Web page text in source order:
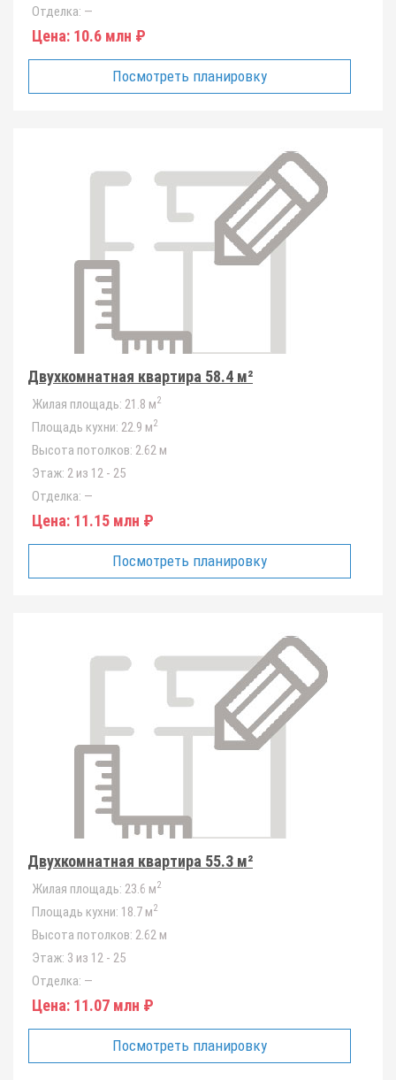
Отделка: —
Цена: 10.6 млн ₽
Посмотреть планировку
Двухкомнатная квартира 58.4 м²
Жилая площадь: 21.8 м2
Площадь кухни: 22.9 м2
Высота потолков: 2.62 м
Этаж: 2 из 12 - 25
Отделка: —
Цена: 11.15 млн ₽
Посмотреть планировку
Двухкомнатная квартира 55.3 м²
Жилая площадь: 23.6 м2
Площадь кухни: 18.7 м2
Высота потолков: 2.62 м
Этаж: 3 из 12 - 25
Отделка: —
Цена: 11.07 млн ₽
Посмотреть планировку